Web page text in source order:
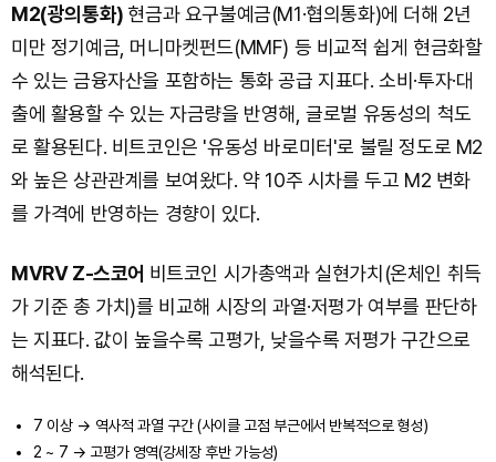
M2(광의통화) 현금과 요구불예금(M1·협의통화)에 더해 2년
미만 정기예금, 머니마켓펀드(MMF) 등 비교적 쉽게 현금화할
수 있는 금융자산을 포함하는 통화 공급 지표다. 소비·투자·대
출에 활용할 수 있는 자금량을 반영해, 글로벌 유동성의 척도
로 활용된다. 비트코인은 '유동성 바로미터'로 불릴 정도로 M2
와 높은 상관관계를 보여왔다. 약 10주 시차를 두고 M2 변화
를 가격에 반영하는 경향이 있다.
MVRV Z-스코어 비트코인 시가총액과 실현가치(온체인 취득
가 기준 총 가치)를 비교해 시장의 과열·저평가 여부를 판단하
는 지표다. 값이 높을수록 고평가, 낮을수록 저평가 구간으로
해석된다.
7 이상 → 역사적 과열 구간 (사이클 고점 부근에서 반복적으로 형성)
​2 ~ 7 → 고평가 영역(강세장 후반 가능성)